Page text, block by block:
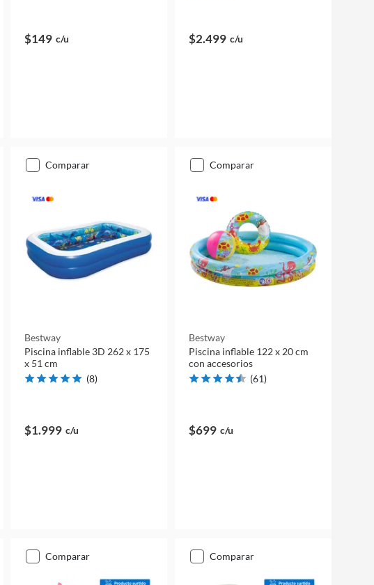
$149 c/u $2.499 c/u
comparar
Bestway
Piscina inflable 3D 262 x 175
x 51 cm
(8)
$1.999 c/u
comparar
Bestway
Piscina inflable 122 x 20 cm
con accesorios
(61)
$699 c/u
comparar comparar